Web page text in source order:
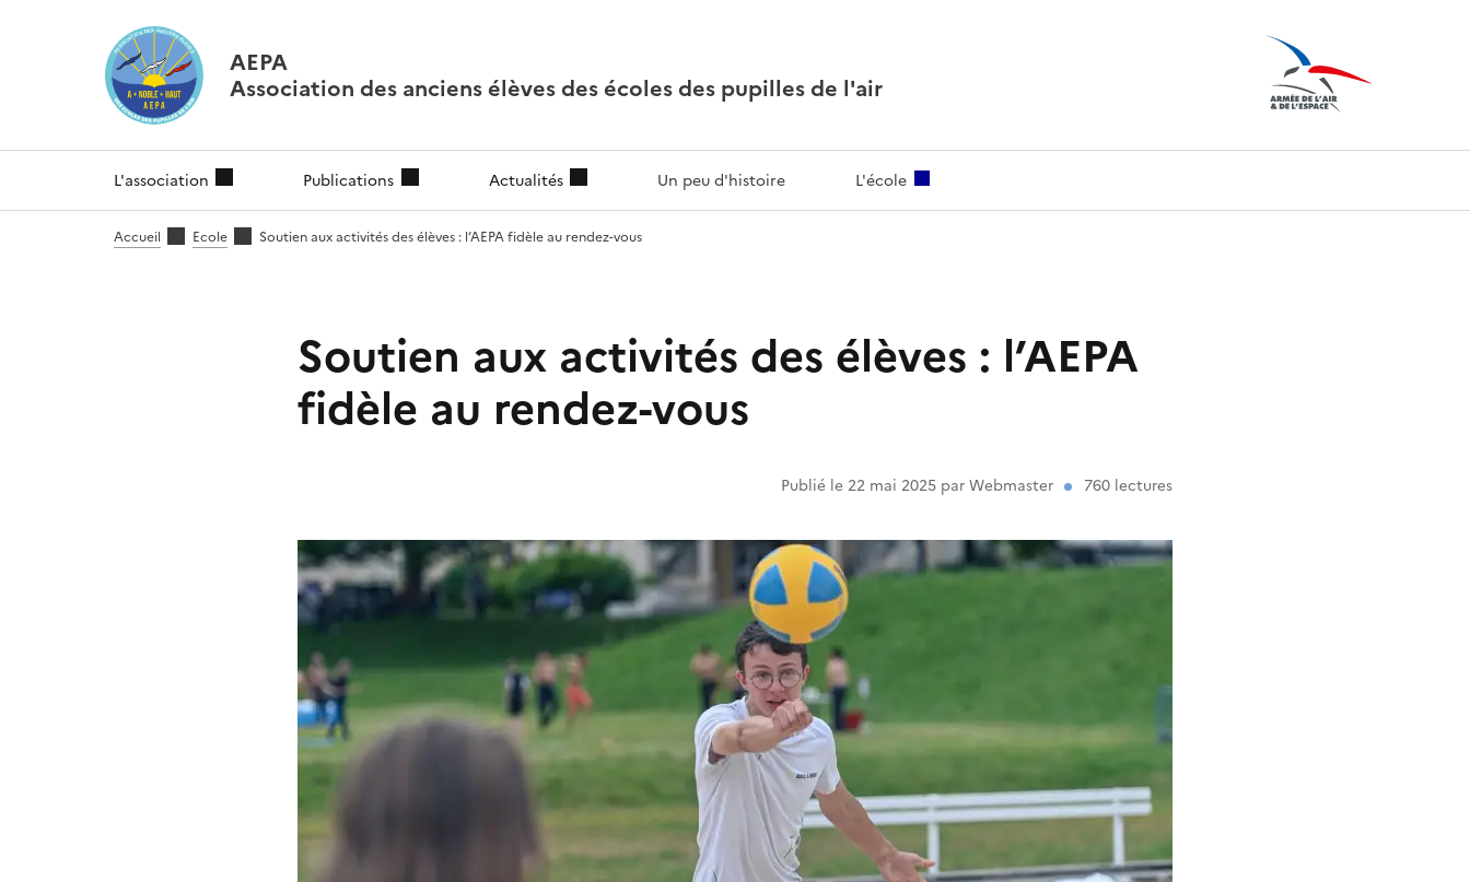
AEPA
Association des anciens élèves des écoles des pupilles de l'air
L'association Publications Actualités Un peu d'histoire L'école
Accueil Ecole Soutien aux activités des élèves : l’AEPA fidèle au rendez-vous
Soutien aux activités des élèves : l’AEPA
fidèle au rendez-vous
Publié le 22 mai 2025 par Webmaster 760 lectures